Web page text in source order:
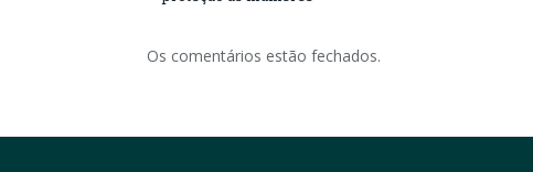
Os comentários estão fechados.